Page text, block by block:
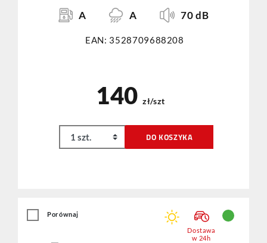
A A 70 dB
EAN: 3528709688208
140 zł/szt
DO KOSZYKA
Porównaj
Dostawa
w 24h